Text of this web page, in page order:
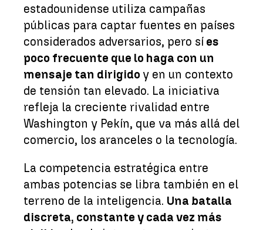
estadounidense utiliza campañas
públicas para captar fuentes en países
considerados adversarios, pero sí es
poco frecuente que lo haga con un
mensaje tan dirigido y en un contexto
de tensión tan elevado. La iniciativa
refleja la creciente rivalidad entre
Washington y Pekín, que va más allá del
comercio, los aranceles o la tecnología.
La competencia estratégica entre
ambas potencias se libra también en el
terreno de la inteligencia. Una batalla
discreta, constante y cada vez más